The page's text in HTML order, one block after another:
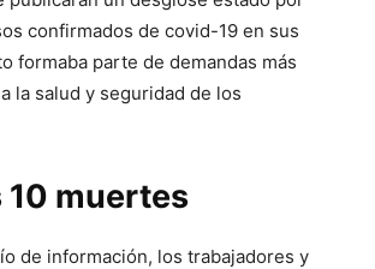
confirmados de covid-19 en sus
formaba parte de demandas más
la salud y seguridad de los
10 muertes
de información, los trabajadores y